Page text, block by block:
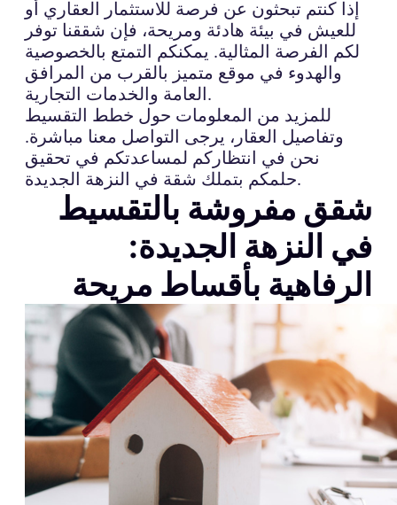
إذا كنتم تبحثون عن فرصة للاستثمار العقاري أو
للعيش في بيئة هادئة ومريحة، فإن شققنا توفر
لكم الفرصة المثالية. يمكنكم التمتع بالخصوصية
والهدوء في موقع متميز بالقرب من المرافق
العامة والخدمات التجارية.
للمزيد من المعلومات حول خطط التقسيط
وتفاصيل العقار، يرجى التواصل معنا مباشرة.
نحن في انتظاركم لمساعدتكم في تحقيق
حلمكم بتملك شقة في النزهة الجديدة.
شقق مفروشة بالتقسيط
في النزهة الجديدة:
الرفاهية بأقساط مريحة